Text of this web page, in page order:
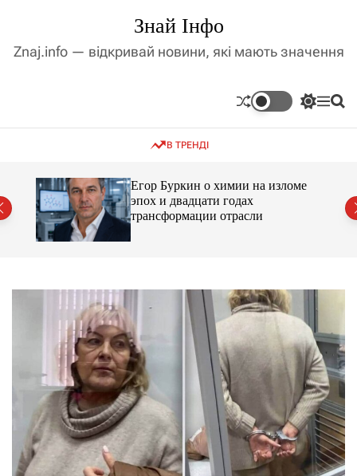
д
і
с
Знай Інфо
Znaj.info — відкривай новини, які мають значення
П
к
р
о
о
г
о
р
и
м
у
М П
В ТРЕНДІ
Егор Буркин о химии на изломе
эпох и двадцати годах
трансформации отрасли